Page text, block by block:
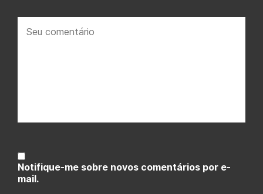
comentário:
Notifique-me sobre novos comentários por e-
mail.